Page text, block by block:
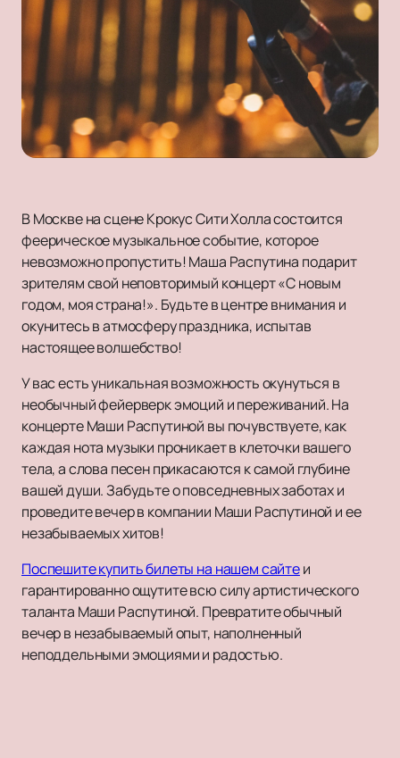
В Москве на сцене Крокус Сити Холла состоится
феерическое музыкальное событие, которое
невозможно пропустить! Маша Распутина подарит
зрителям свой неповторимый концерт «С новым
годом, моя страна!». Будьте в центре внимания и
окунитесь в атмосферу праздника, испытав
настоящее волшебство!
У вас есть уникальная возможность окунуться в
необычный фейерверк эмоций и переживаний. На
концерте Маши Распутиной вы почувствуете, как
каждая нота музыки проникает в клеточки вашего
тела, а слова песен прикасаются к самой глубине
вашей души. Забудьте о повседневных заботах и
проведите вечер в компании Маши Распутиной и ее
незабываемых хитов!
Поспешите купить билеты на нашем сайтеи
гарантированно ощутите всю силу артистического
таланта Маши Распутиной. Превратите обычный
вечер в незабываемый опыт, наполненный
неподдельными эмоциями и радостью.